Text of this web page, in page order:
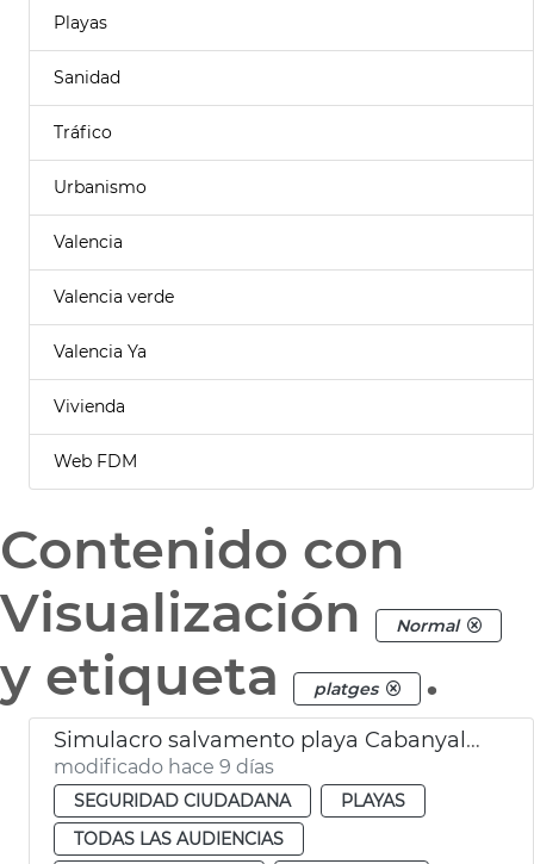
Playas
Sanidad
Tráfico
Urbanismo
Valencia
Valencia verde
Valencia Ya
Vivienda
Web FDM
Contenido con
Visualización
Normal
y etiqueta platges .
Simulacro salvamento playa Cabanyal València
modificado hace 9 días
SEGURIDAD CIUDADANA
PLAYAS
TODAS LAS AUDIENCIAS